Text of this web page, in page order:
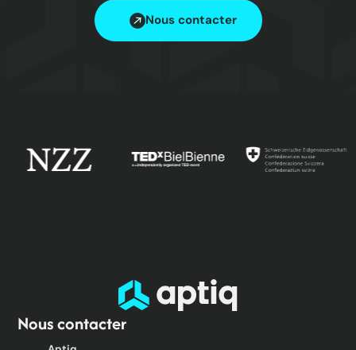
Nous contacter
Nous contacter